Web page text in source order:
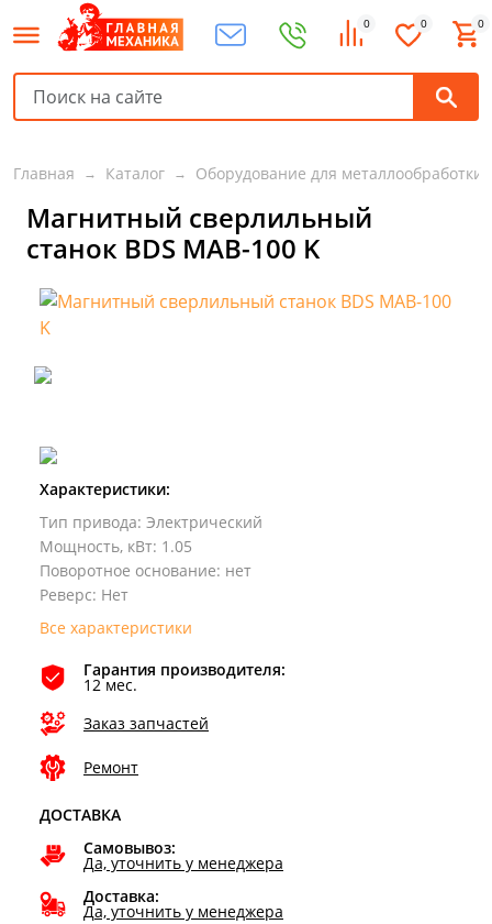
0 0 0
Главная Каталог Оборудование для металлообработки
Магнитный сверлильный
станок BDS MAB-100 K
Характеристики:
Тип привода: Электрический
Мощность, кВт: 1.05
Поворотное основание: нет
Реверс: Нет
Все характеристики
Гарантия производителя:
12 мес.
Заказ запчастей
Ремонт
ДОСТАВКА
Самовывоз:
Да, уточнить у менеджера
Доставка:
Да, уточнить у менеджера